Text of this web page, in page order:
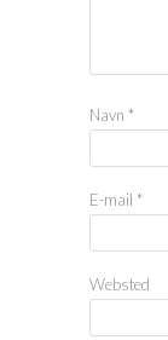
Navn *
E-mail *
Websted